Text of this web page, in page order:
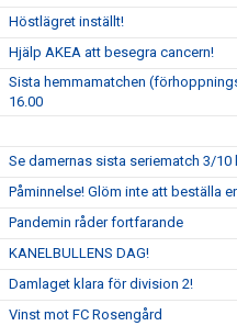
Höstlägret inställt!
Hjälp AKEA att besegra cancern!
Sista hemmamatchen
16.00
Se damernas sista seriematch 3/10
Påminnelse! Glöm inte att beställa
Pandemin råder fortfarande
KANELBULLENS DAG!
Damlaget klara för division 2!
Vinst mot FC Rosengård